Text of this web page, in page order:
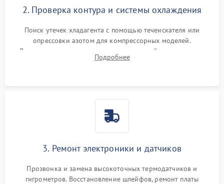
2. Проверка контура и системы охлаждения
Поиск утечек хладагента с помощью течеискателя или
опрессовки азотом для компрессорных моделей.
Диагностика термоэлектрических модулей, радиаторов и
кулеров на предмет перегрева или выхода из строя.
Подробнее
3. Ремонт электроники и датчиков
Прозвонка и замена высокоточных термодатчиков и
гигрометров. Восстановление шлейфов, ремонт платы